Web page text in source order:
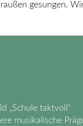
gesungen.
„Schule taktvoll“
musikalische